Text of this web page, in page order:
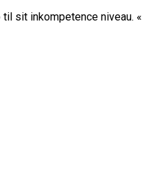
sit inkompetence niveau. «